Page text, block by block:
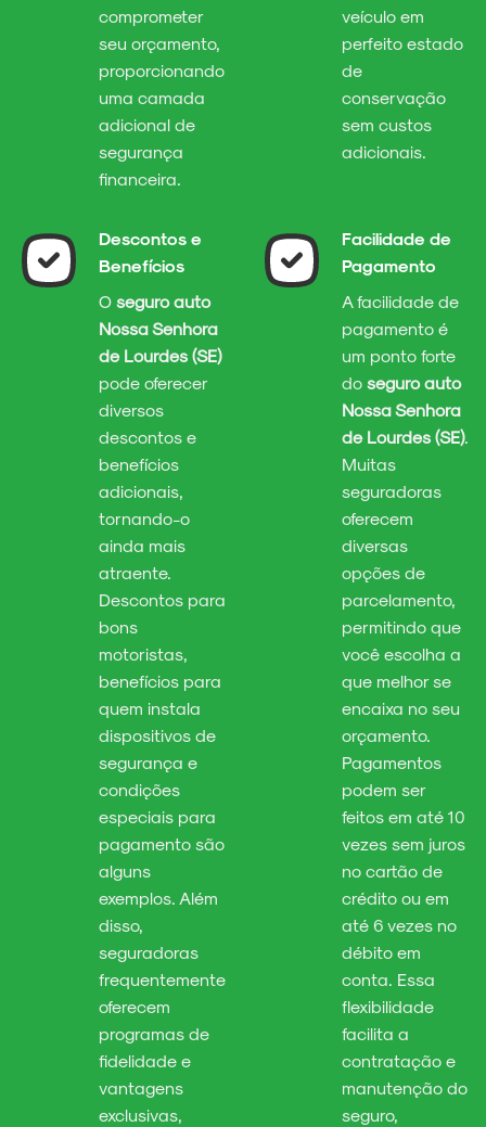
comprometer
seu orçamento,
proporcionando
uma camada
adicional de
segurança
financeira.
veículo em
perfeito estado
de
conservação
sem custos
adicionais.
Descontos e
Benefícios
O seguro auto
Nossa Senhora
de Lourdes (SE)
pode oferecer
diversos
descontos e
benefícios
adicionais,
tornando-o
ainda mais
atraente.
Descontos para
bons
motoristas,
benefícios para
quem instala
dispositivos de
segurança e
condições
especiais para
pagamento são
alguns
exemplos. Além
disso,
seguradoras
frequentemente
oferecem
programas de
fidelidade e
vantagens
exclusivas,
Facilidade de
Pagamento
A facilidade de
pagamento é
um ponto forte
do seguro auto
Nossa Senhora
de Lourdes (SE).
Muitas
seguradoras
oferecem
diversas
opções de
parcelamento,
permitindo que
você escolha a
que melhor se
encaixa no seu
orçamento.
Pagamentos
podem ser
feitos em até 10
vezes sem juros
no cartão de
crédito ou em
até 6 vezes no
débito em
conta. Essa
flexibilidade
facilita a
contratação e
manutenção do
seguro,